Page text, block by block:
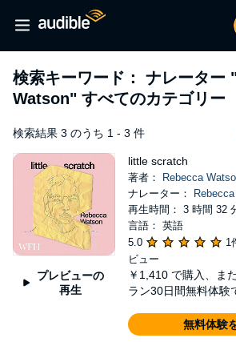
検索キーワード： ナレーター
Watson" すべてのカテゴリー
検索結果 3 のうち 1 - 3 件
プレビューの
再生
little scratch
著者：
Rebecca
ナレーター：
再生時間： 3 時間 32
言語： 英語
5.0
1
ビュー
￥1,410 で購入、ま
ラン30日間無料体験
無料体験